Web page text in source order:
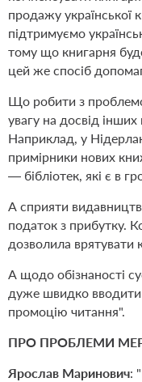
продажу української
підтримуємо
тому що книгарня
цей же спосіб
Що робити з
увагу на досвід
Наприклад, у
примірники нових
— бібліотек, які є в
А сприяти
податок з прибутку.
дозволила врятувати
А щодо обізнаності
дуже швидко вводити
промоцію читання".
ПРО ПРОБЛЕМИ
Ярослав Маринович: